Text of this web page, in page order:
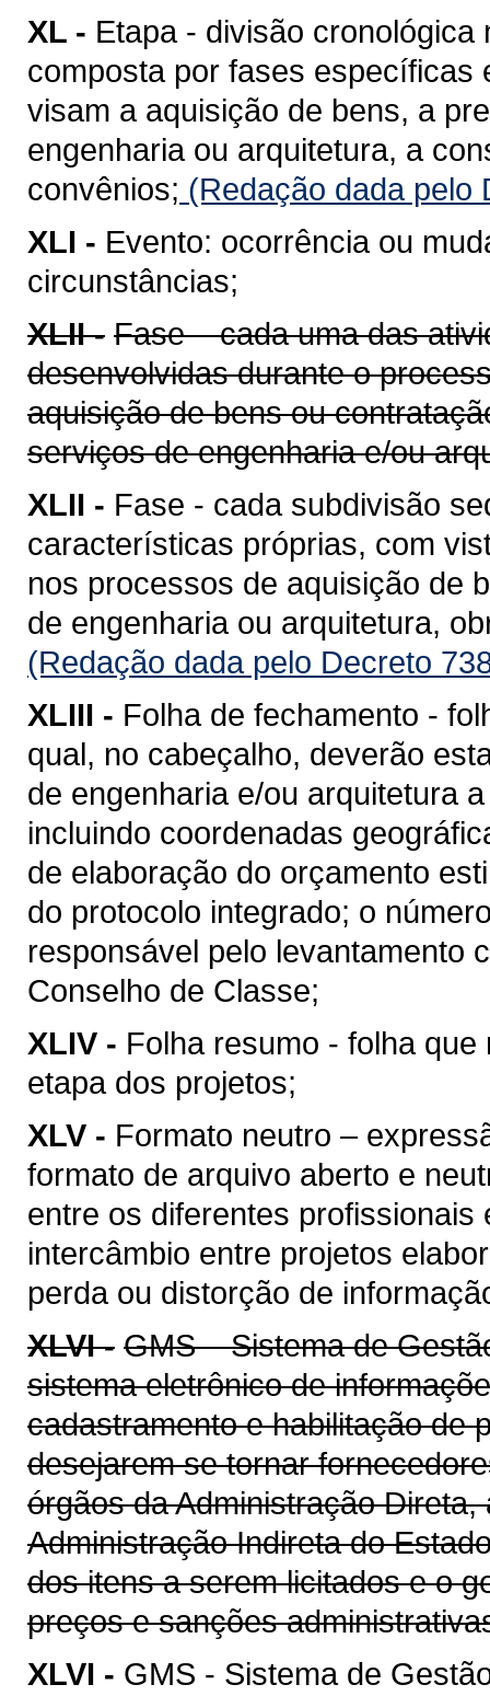
XL - Etapa - divisão
composta por fases específicas
visam a aquisição de bens, a
engenharia ou arquitetura, a
convênios; (Redação dada pelo
XLI - Evento: ocorrência ou
circunstâncias;
XLII - Fase – cada uma das
desenvolvidas durante o
aquisição de bens ou
serviços de engenharia e/ou
XLII - Fase - cada subdivisão
características próprias, com
nos processos de aquisição de
de engenharia ou arquitetura,
(Redação dada pelo Decreto
XLIII - Folha de fechamento -
qual, no cabeçalho, deverão
de engenharia e/ou arquitetura
incluindo coordenadas
de elaboração do orçamento
do protocolo integrado; o
responsável pelo levantamento
Conselho de Classe;
XLIV - Folha resumo - folha
etapa dos projetos;
XLV - Formato neutro –
formato de arquivo aberto e
entre os diferentes
intercâmbio entre projetos
perda ou distorção de
XLVI - GMS – Sistema de
sistema eletrônico de
cadastramento e habilitação de
desejarem se tornar
órgãos da Administração
Administração Indireta do
dos itens a serem licitados e o
preços e sanções
XLVI - GMS - Sistema de